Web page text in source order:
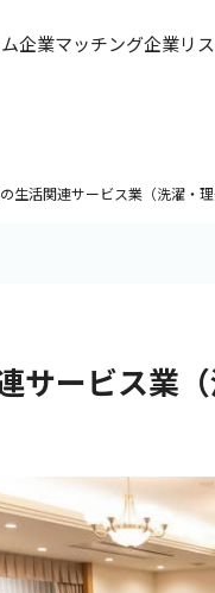
企業マッチング企業リ
生活関連サービス業（洗濯・
サービス業